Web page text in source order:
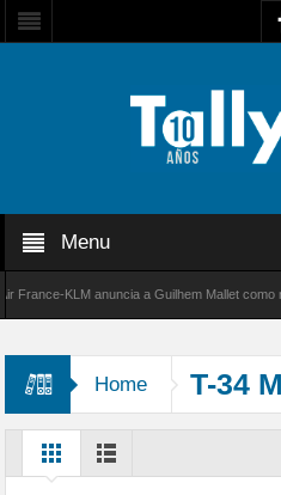
Menu
KLM anuncia a Guilhem Mallet como
Home T-34